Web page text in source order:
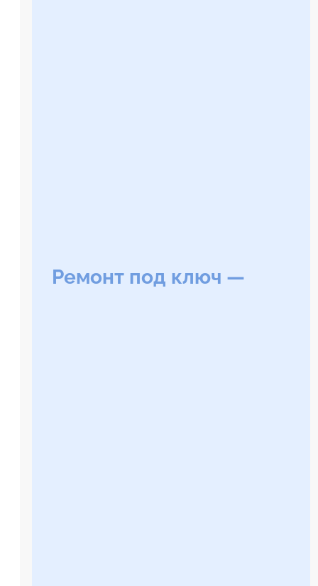
Ремонт под ключ —